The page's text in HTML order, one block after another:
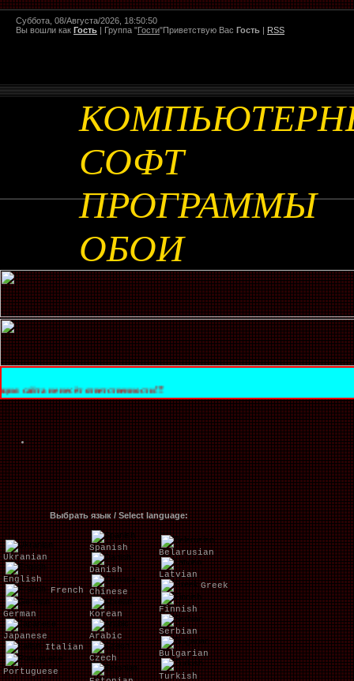
Суббота, 08/Августа/2026, 18:50:50
Вы вошли как Гость | Группа "Гости"Приветствую Вас Гость | RSS
СОФТ
ПРОГРАММЫ
ОБОИ
ответственности!!!
Выбрать язык / Select language:
Ukranian
English
French
German
Japanese
Italian
Portuguese
Spanish
Danish
Chinese
Korean
Arabic
Czech
Belarusian
Latvian
Greek
Finnish
Serbian
Bulgarian
Turkish